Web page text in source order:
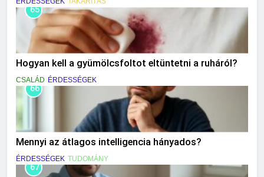
65
Hogyan kell a gyümölcsfoltot eltüntetni a ruháról?
CSALÁD ÉRDESSÉGEK
66
Mennyi az átlagos intelligencia hányados?
ÉRDESSÉGEK TUDOMÁNY
67